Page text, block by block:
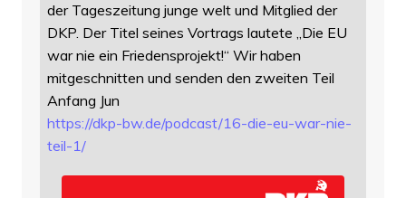
der Tageszeitung junge welt und Mitglied der
DKP. Der Titel seines Vortrags lautete „Die EU
war nie ein Friedensprojekt!“ Wir haben
mitgeschnitten und senden den zweiten Teil
Anfang Jun
https://dkp-bw.de/podcast/16-die-eu-war-nie-
teil-1/